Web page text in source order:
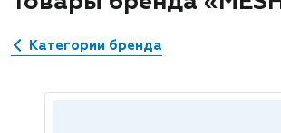
Категории бренда